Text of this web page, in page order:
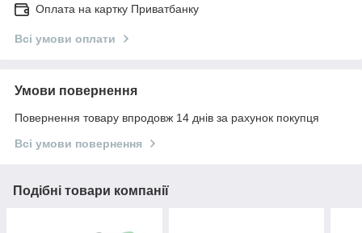
Оплата на картку Приватбанку
Всі умови оплати
Умови повернення
Повернення товару впродовж 14 днів за рахунок покупця
Всі умови повернення
Подібні товари компанії